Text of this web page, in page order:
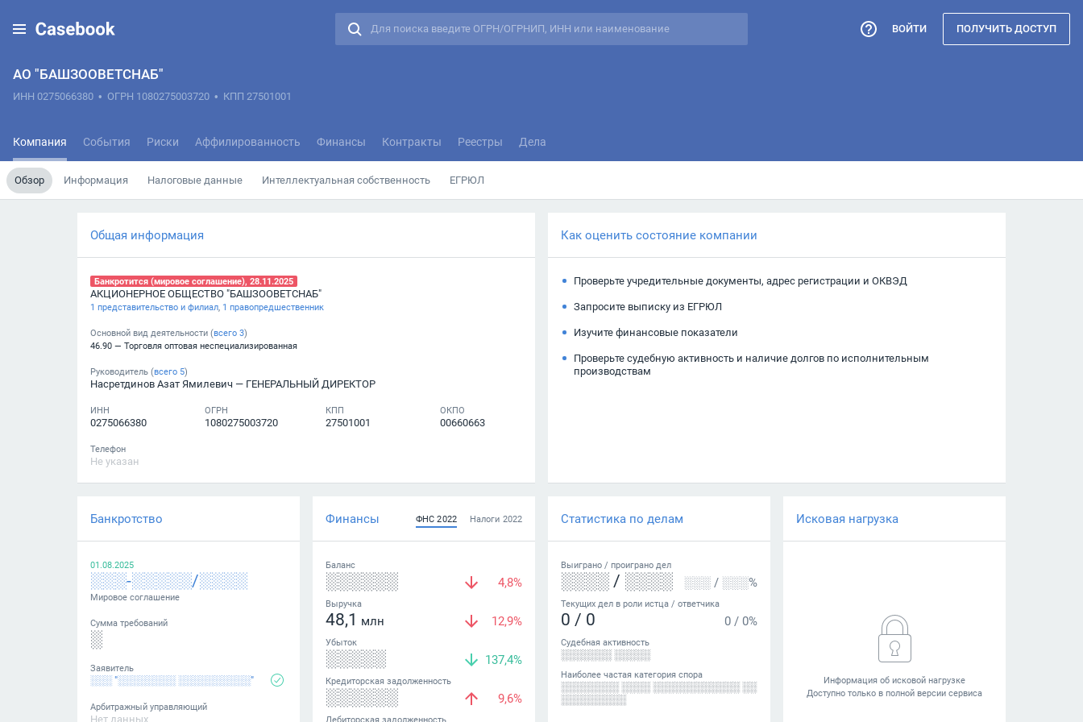
АО "БАШЗООВЕТСНАБ"
ИНН 0275066380 • ОГРН 1080275003720 • КПП 27501001
Компания События Риски Аффилированность Финансы Контракты Реестры Дела
Обзор Информация Налоговые данные Интеллектуальная собственность ЕГРЮЛ
ВОЙТИ ПОЛУЧИТЬ ДОСТУП
Общая информация
Банкротится (мировое соглашение), 28.11.2025
АКЦИОНЕРНОЕ ОБЩЕСТВО "БАШЗООВЕТСНАБ"
1 представительство и филиал, 1 правопредшественник
Основной вид деятельности (всего 3)
46.90 — Торговля оптовая неспециализированная
Руководитель (всего 5)
Насретдинов Азат Ямилевич — ГЕНЕРАЛЬНЫЙ ДИРЕКТОР
ИНН
0275066380
ОГРН
1080275003720
КПП
27501001
ОКПО
00660663
Телефон
Не указан
Как оценить состояние компании
Проверьте учредительные документы, адрес регистрации и ОКВЭД
Запросите выписку из ЕГРЮЛ
Изучите финансовые показатели
Проверьте судебную активность и наличие долгов по исполнительным
производствам
Банкротство
01.08.2025
░░░-░░░░░/░░░░
Мировое соглашение
Сумма требований
░
Заявитель
░░░ "░░░░░░░░ ░░░░░░░░░░"
Арбитражный управляющий
Нет данных
Финансы ФНС 2022 Налоги 2022
Баланс
░░░░░░ 4,8%
Выручка
48,1 млн 12,9%
Убыток
░░░░░ 137,4%
Кредиторская задолженность
░░░░░░ 9,6%
Дебиторская задолженность
Статистика по делам
Выиграно / проиграно дел
░░░░ / ░░░░ ░░░ / ░░░%
Текущих дел в роли истца / ответчика
0 / 0 0 / 0%
Судебная активность
░░░░░░░ ░░░░░
Наиболее частая категория спора
░░░░░░░░ ░░░░ ░░░░░░░░░░░░ ░░
░░░░░░░░░
Исковая нагрузка